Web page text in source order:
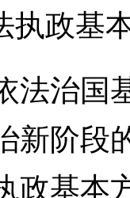
政基
治国
新阶段
政基本